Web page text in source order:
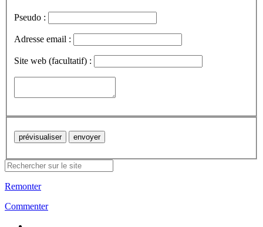
Pseudo :
Adresse email :
Site web (facultatif) :
Remonter
Commenter